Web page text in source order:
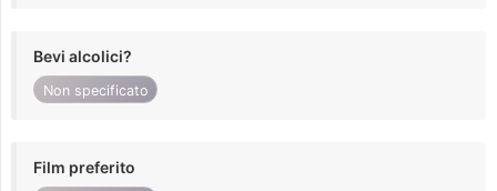
Bevi alcolici?
Non specificato
Film preferito